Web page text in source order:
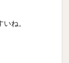
ね。